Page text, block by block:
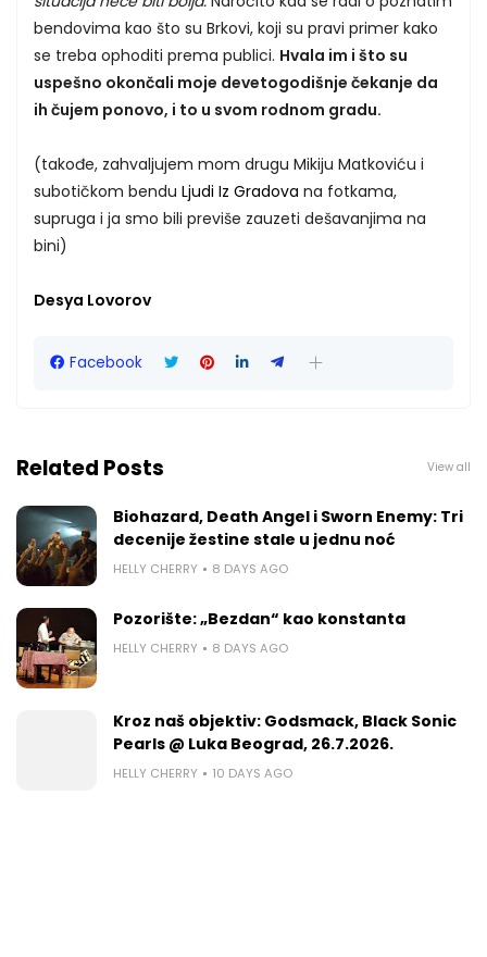
bendovima kao što su Brkovi, koji su pravi primer kako
se treba ophoditi prema publici. Hvala im i što su
uspešno okončali moje devetogodišnje čekanje da
ih čujem ponovo, i to u svom rodnom gradu.
(takođe, zahvaljujem mom drugu Mikiju Matkoviću i
subotičkom bendu Ljudi Iz Gradova na fotkama,
supruga i ja smo bili previše zauzeti dešavanjima na
bini)
Desya Lovorov
Facebook
Related Posts View all
Biohazard, Death Angel i Sworn Enemy: Tri
decenije žestine stale u jednu noć
HELLY CHERRY 8 DAYS AGO
Pozorište: „Bezdan“ kao konstanta
HELLY CHERRY 8 DAYS AGO
Kroz naš objektiv: Godsmack, Black Sonic
Pearls @ Luka Beograd, 26.7.2026.
HELLY CHERRY 10 DAYS AGO